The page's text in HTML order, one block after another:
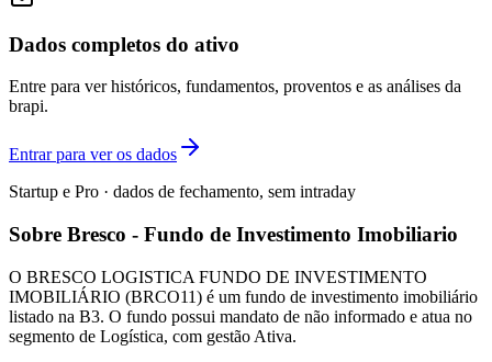
Dados completos do ativo
Entre para ver históricos, fundamentos, proventos e as análises da
brapi.
Entrar para ver os dados
Startup e Pro · dados de fechamento, sem intraday
Sobre Bresco - Fundo de Investimento Imobiliario
O BRESCO LOGISTICA FUNDO DE INVESTIMENTO
IMOBILIÁRIO (BRCO11) é um fundo de investimento imobiliário
listado na B3. O fundo possui mandato de não informado e atua no
segmento de Logística, com gestão Ativa.